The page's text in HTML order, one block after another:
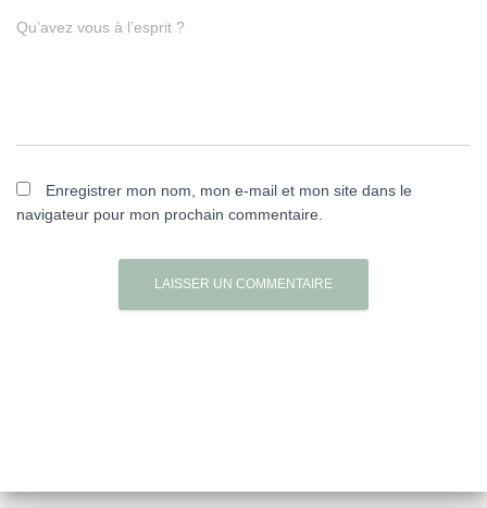
Qu’avez vous à l’esprit ?
Enregistrer mon nom, mon e-mail et mon site dans le
navigateur pour mon prochain commentaire.